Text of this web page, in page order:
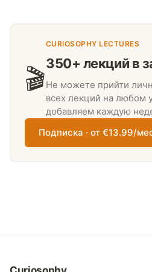
🎬
CURIOSOPHY LECTURES
350+ лекций в
Не можете прийти
всех лекций на любом
добавляем каждую
Подписка · от €13.99/